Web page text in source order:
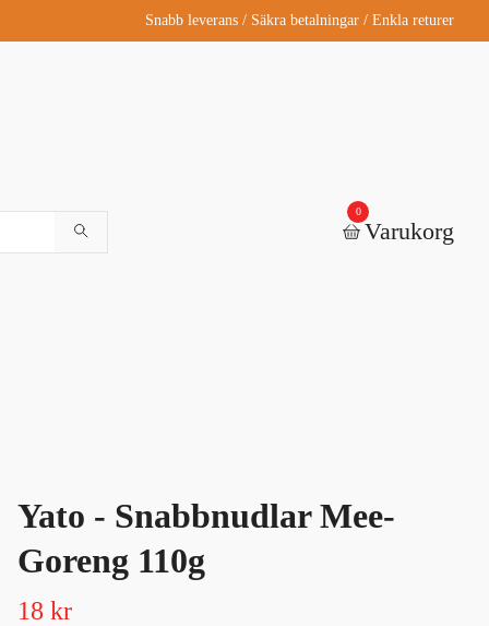
Snabb leverans / Säkra betalningar / Enkla returer
0
Varukorg
Yato - Snabbnudlar Mee-
Goreng 110g
18 kr